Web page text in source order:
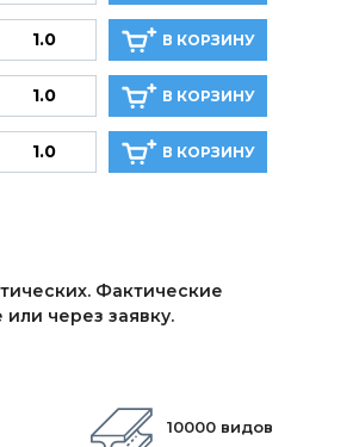
В КОРЗИНУ
В КОРЗИНУ
В КОРЗИНУ
Фактические
через заявку.
10000 видов